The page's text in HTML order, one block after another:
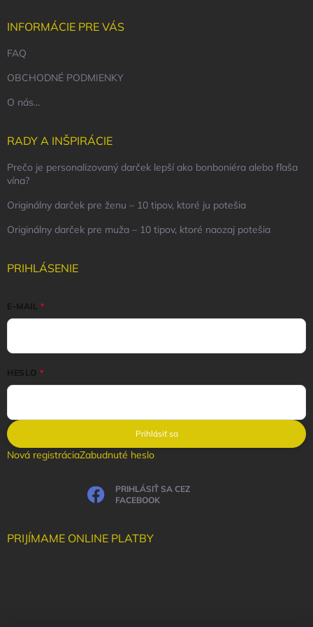
INFORMÁCIE PRE VÁS
FAQ
OBCHODNÉ PODMIENKY
O nás...
RADY A INŠPIRÁCIE
Prečo je personalizovaný darček lepší ako bonboniéra alebo fľaša
vína?
Originálny darček pre ženu – 10 tipov, ktoré ju potešia
Originálny darček pre muža – 10 tipov, ktoré naozaj potešia
PRIHLÁSENIE
E-MAIL
HESLO
Prihlásiť sa
Nová registráciaZabudnuté heslo
PRIHLÁSIŤ SA CEZ
FACEBOOK
PRIJÍMAME ONLINE PLATBY